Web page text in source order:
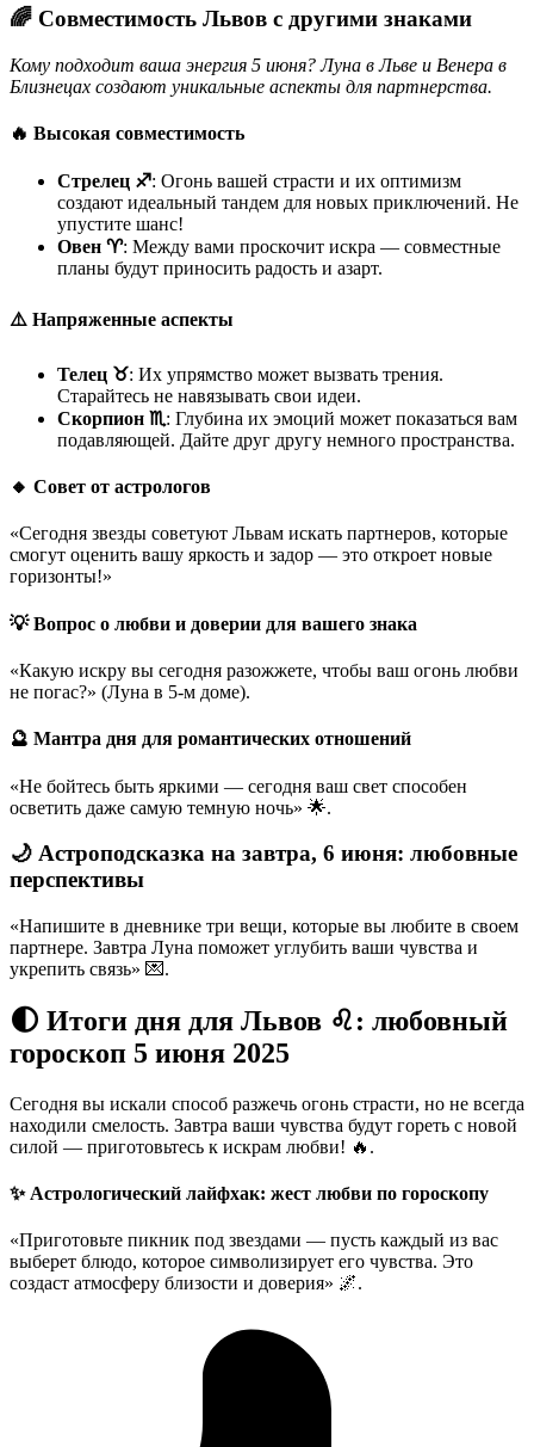
🌈 Совместимость Львов с другими знаками
Кому подходит ваша энергия 5 июня? Луна в Льве и Венера в
Близнецах создают уникальные аспекты для партнерства.
🔥 Высокая совместимость
Стрелец ♐: Огонь вашей страсти и их оптимизм
создают идеальный тандем для новых приключений. Не
упустите шанс!
Овен ♈: Между вами проскочит искра — совместные
планы будут приносить радость и азарт.
⚠️ Напряженные аспекты
Телец ♉: Их упрямство может вызвать трения.
Старайтесь не навязывать свои идеи.
Скорпион ♏: Глубина их эмоций может показаться вам
подавляющей. Дайте друг другу немного пространства.
🔸 Совет от астрологов
«Сегодня звезды советуют Львам искать партнеров, которые
смогут оценить вашу яркость и задор — это откроет новые
горизонты!»
💡 Вопрос о любви и доверии для вашего знака
«Какую искру вы сегодня разожжете, чтобы ваш огонь любви
не погас?» (Луна в 5-м доме).
🔮 Мантра дня для романтических отношений
«Не бойтесь быть яркими — сегодня ваш свет способен
осветить даже самую темную ночь» 🌟.
🌙 Астроподсказка на завтра, 6 июня: любовные
перспективы
«Напишите в дневнике три вещи, которые вы любите в своем
партнере. Завтра Луна поможет углубить ваши чувства и
укрепить связь» 💌.
🌓 Итоги дня для Львов ♌: любовный
гороскоп 5 июня 2025
Сегодня вы искали способ разжечь огонь страсти, но не всегда
находили смелость. Завтра ваши чувства будут гореть с новой
силой — приготовьтесь к искрам любви! 🔥.
✨ Астрологический лайфхак: жест любви по гороскопу
«Приготовьте пикник под звездами — пусть каждый из вас
выберет блюдо, которое символизирует его чувства. Это
создаст атмосферу близости и доверия» 🌌.